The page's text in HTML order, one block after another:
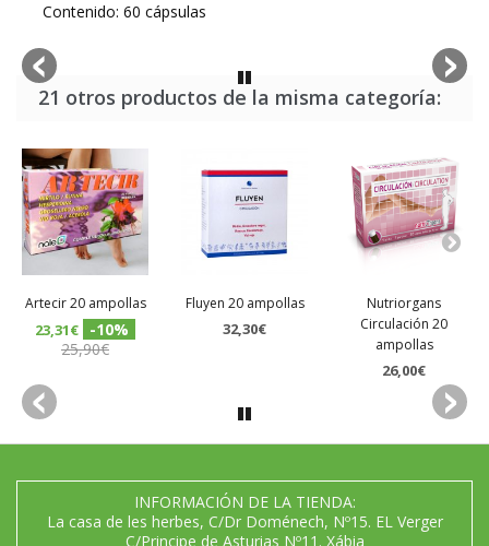
Contenido: 60 cápsulas
21 otros productos de la misma categoría:
Artecir 20 ampollas
23,31€
-10%
25,90€
Fluyen 20 ampollas
32,30€
Nutriorgans
Circulación 20
ampollas
26,00€
INFORMACIÓN DE LA TIENDA:
La casa de les herbes, C/Dr Doménech, Nº15. EL Verger
C/Principe de Asturias Nº11. Xábia